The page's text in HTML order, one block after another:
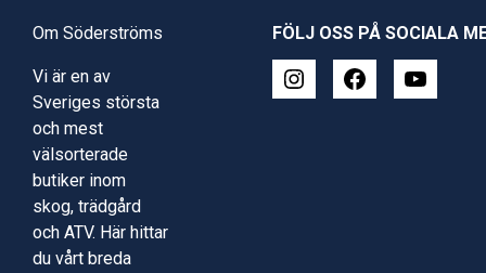
Om Söderströms
Vi är en av
Sveriges största
och mest
välsorterade
butiker inom
skog, trädgård
och ATV. Här hittar
du vårt breda
FÖLJ OSS PÅ SOCIALA